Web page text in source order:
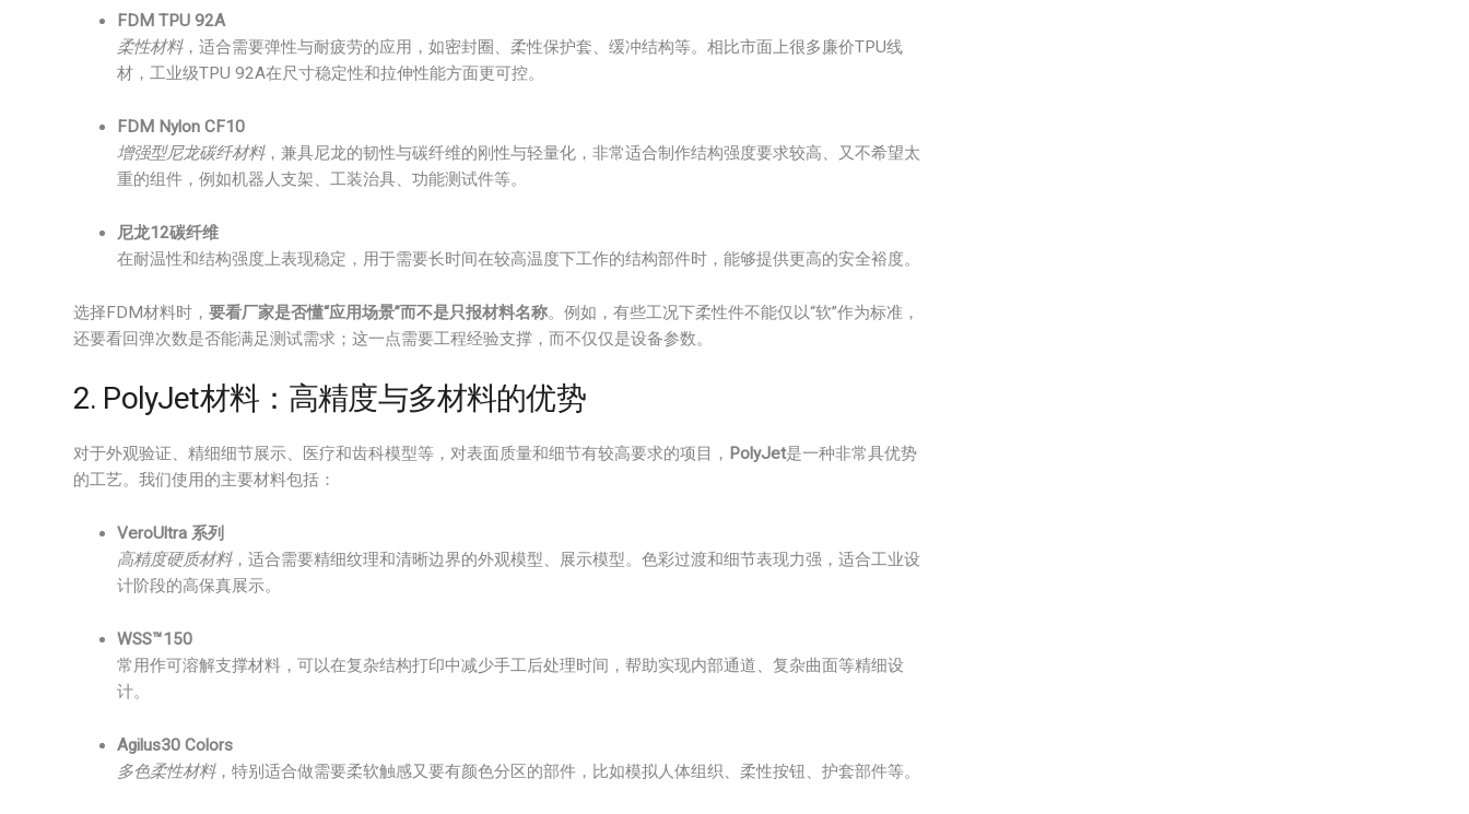
FDM TPU 92A
柔性材料，适合需要弹性与耐疲劳的应用，如密封圈、柔性保护套、缓冲结构等。相比市面上很多廉价TPU线
材，工业级TPU 92A在尺寸稳定性和拉伸性能方面更可控。
FDM Nylon CF10
增强型尼龙碳纤材料，兼具尼龙的韧性与碳纤维的刚性与轻量化，非常适合制作结构强度要求较高、又不希望太
重的组件，例如机器人支架、工装治具、功能测试件等。
尼龙12碳纤维
在耐温性和结构强度上表现稳定，用于需要长时间在较高温度下工作的结构部件时，能够提供更高的安全裕度。
选择FDM材料时， 要看厂家是否懂“应用场景”而不是只报材料名称。例如，有些工况下柔性件不能仅以“软”作为标准，
还要看回弹次数是否能满足测试需求；这一点需要工程经验支撑，而不仅仅是设备参数。
2. PolyJet材料：高精度与多材料的优势
对于外观验证、精细细节展示、医疗和齿科模型等，对表面质量和细节有较高要求的项目， PolyJet是一种非常具优势
的工艺。我们使用的主要材料包括：
VeroUltra 系列
高精度硬质材料，适合需要精细纹理和清晰边界的外观模型、展示模型。色彩过渡和细节表现力强，适合工业设
计阶段的高保真展示。
WSS™150
常用作可溶解支撑材料，可以在复杂结构打印中减少手工后处理时间，帮助实现内部通道、复杂曲面等精细设
计。
Agilus30 Colors
多色柔性材料，特别适合做需要柔软触感又要有颜色分区的部件，比如模拟人体组织、柔性按钮、护套部件等。